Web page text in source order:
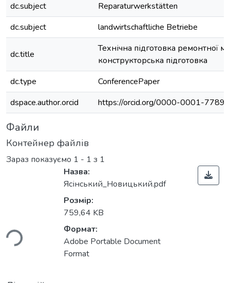
dc.subject
Reparaturwerkstätten
dc.subject
landwirtschaftliche Betriebe
dc.title
Технічна підготовка ремонтної
конструкторська підготовка
dc.type
ConferencePaper
dspace.author.orcid
https://orcid.org/0000-0001-
Файли
Контейнер файлів
Зараз показуємо 1 - 1 з 1
Назва:
Ясінський_Новицький.pdf
Розмір:
759,64 KB
Формат:
Adobe Portable Document
Format